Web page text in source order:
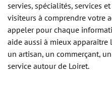
servies, spécialités, services
visiteurs à comprendre votre
appeler pour chaque
aide aussi à mieux apparaître
un artisan, un commerçant,
service autour de Loiret.